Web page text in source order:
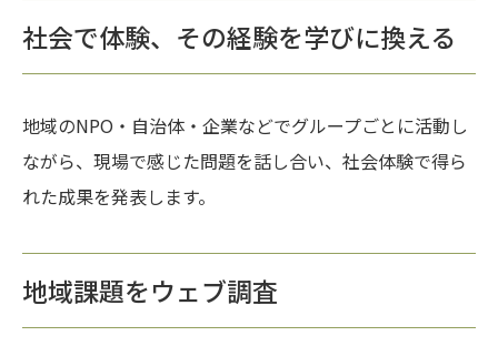
社会で体験、その経験を学びに換える
地域のNPO・自治体・企業などでグループごとに活動し
ながら、現場で感じた問題を話し合い、社会体験で得ら
れた成果を発表します。
地域課題をウェブ調査